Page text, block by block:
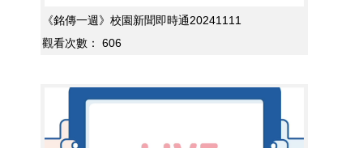
《銘傳一週》校園新聞即時通20241111
觀看次數：
606